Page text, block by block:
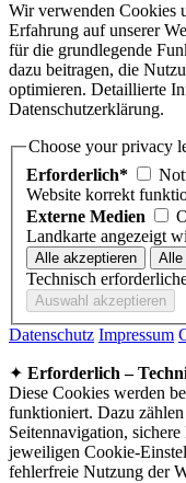
Wir verwenden Cookies
Erfahrung auf unserer
für die grundlegende
dazu beitragen, die
optimieren. Detaillierte
Datenschutzerklärung.
Choose your privacy
Erforderlich*
Website korrekt
Externe Medien
Landkarte angezeigt
Technisch
Datenschutz Impressum
✦ Erforderlich –
Diese Cookies werden
funktioniert. Dazu
Seitennavigation,
jeweiligen Cookie-
fehlerfreie Nutzung der